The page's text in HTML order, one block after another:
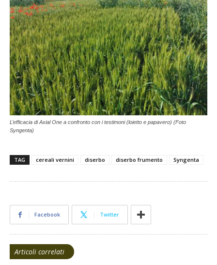
L’efficacia di Axial One a confronto con i testimoni (loietto e papavero) (Foto
Syngenta)
TAG cereali vernini diserbo diserbo frumento Syngenta
Facebook Twitter
Articoli correlati